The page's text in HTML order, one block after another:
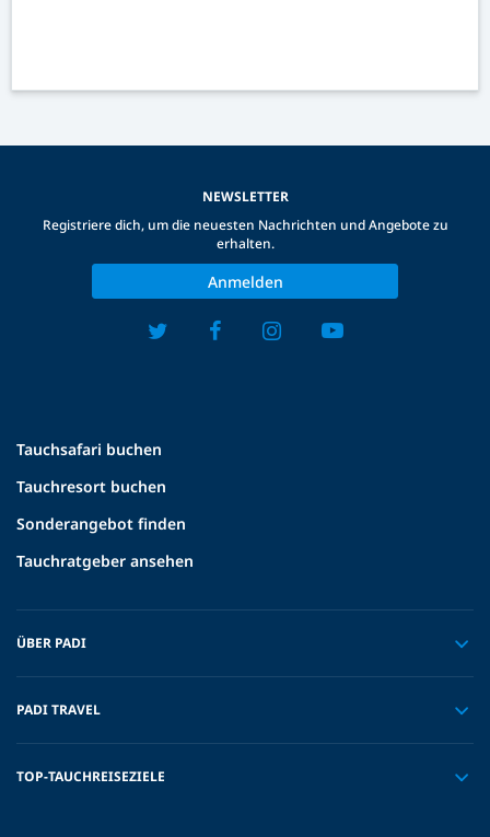
Tauchsafari buchen
Tauchresort buchen
Sonderangebot finden
Tauchratgeber ansehen
ÜBER PADI
PADI TRAVEL
TOP-TAUCHREISEZIELE
NEWSLETTER
Registriere dich, um die neuesten Nachrichten und Angebote zu
erhalten.
Anmelden